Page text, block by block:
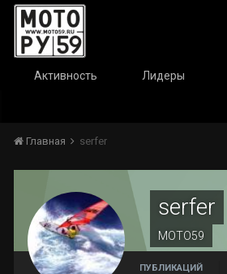
Активность Лидеры
Главная serfer
serfer
МОТО59
ПУБЛИКАЦИЙ